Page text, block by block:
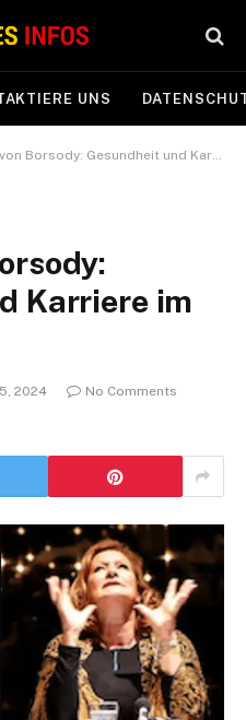
UNS
Gesundheit und Karriere im Gleichgewicht
Karriere im
2024
No Comments